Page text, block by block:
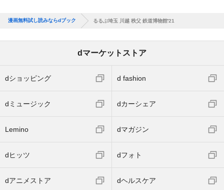
漫画無料試し読みならdブック るるぶ埼玉 川越 秩父 鉄道博物館'21
dマーケットストア
dショッピング d fashion
dミュージック dカーシェア
Lemino dマガジン
dヒッツ dフォト
dアニメストア dヘルスケア